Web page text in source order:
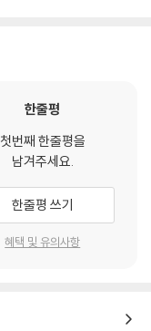
한줄평
첫번째 한줄평을
남겨주세요.
한줄평 쓰기
혜택 및 유의사항